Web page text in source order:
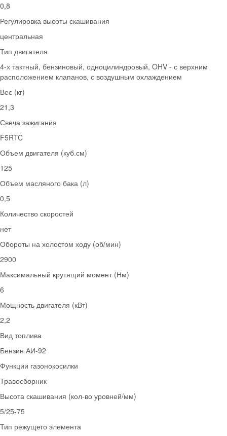
0,8
Регулировка высоты скашивания
центральная
Тип двигателя
4-х тактный, бензиновый, одноцилиндровый, OHV - с верхним
расположением клапанов, с воздушным охлаждением
Вес (кг)
21,3
Свеча зажигания
F5RTC
Объем двигателя (куб.см)
125
Объем масляного бака (л)
0,5
Количество скоростей
нет
Обороты на холостом ходу (об/мин)
2900
Максимальный крутящий момент (Нм)
6
Мощность двигателя (кВт)
2,2
Вид топлива
Бензин АИ-92
Функции газонокосилки
Травосборник
Высота скашивания (кол-во уровней/мм)
5/25-75
Тип режущего элемента